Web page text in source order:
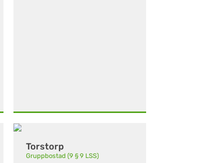
Torstorp
Gruppbostad (9 § 9 LSS)